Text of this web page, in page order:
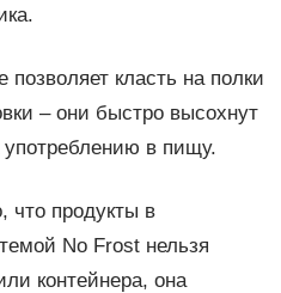
класть на полки
– они быстро высохнут
употреблению в пищу.
что продукты в
No Frost нельзя
контейнера, она